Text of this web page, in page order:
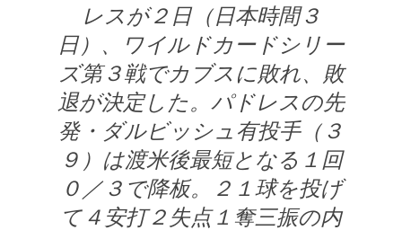
レスが２日（日本時間３
日）、ワイルドカードシリー
ズ第３戦でカブスに敗れ、敗
退が決定した。パドレスの先
発・ダルビッシュ有投手（３
９）は渡米後最短となる１回
０／３で降板。２１球を投げ
て４安打２失点１奪三振の内